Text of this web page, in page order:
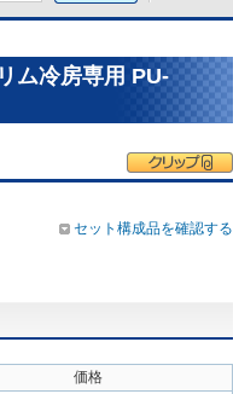
ム冷房専用 PU-
セット構成品を確認する
価格